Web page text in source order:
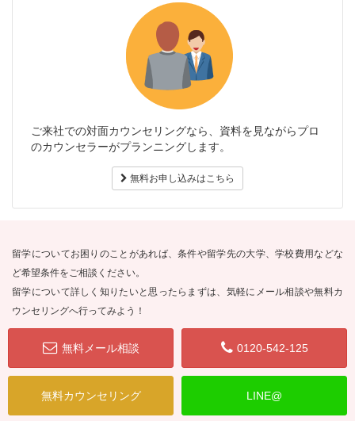
ご来社での対面カウンセリングなら、資料を見ながらプロ
のカウンセラーがプランニングします。
無料お申し込みはこちら
留学についてお困りのことがあれば、条件や留学先の大学、学校費用などな
ど希望条件をご相談ください。
留学について詳しく知りたいと思ったらまずは、気軽にメール相談や無料カ
ウンセリングへ行ってみよう！
無料メール相談 0120-542-125
無料カウンセリング LINE@